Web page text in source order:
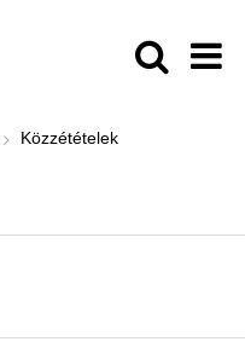
Közzétételek